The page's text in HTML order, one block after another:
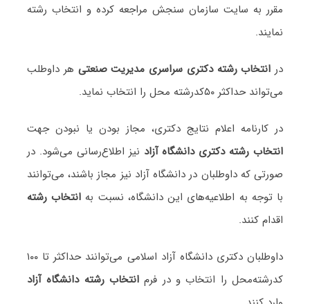
مقرر به سایت سازمان سنجش مراجعه کرده و انتخاب رشته
نمایند.
در انتخاب رشته دکتری سراسری مدیریت صنعتی هر داوطلب
می‌تواند حداکثر ۵۰کدرشته محل را انتخاب نماید.
در کارنامه اعلام نتایج دکتری، مجاز بودن یا نبودن جهت
انتخاب رشته دکتری دانشگاه آزاد نیز اطلاع‌رسانی می‌شود. در
صورتی که داوطلبان در دانشگاه آزاد نیز مجاز باشند، می‌توانند
با توجه به اطلاعیه‌های این دانشگاه، نسبت به انتخاب رشته
اقدام کنند.
داوطلبان دکتری دانشگاه آزاد اسلامی می‌توانند حداکثر تا ۱۰۰
کدرشته‌محل را انتخاب و در فرم انتخاب رشته دانشگاه آزاد